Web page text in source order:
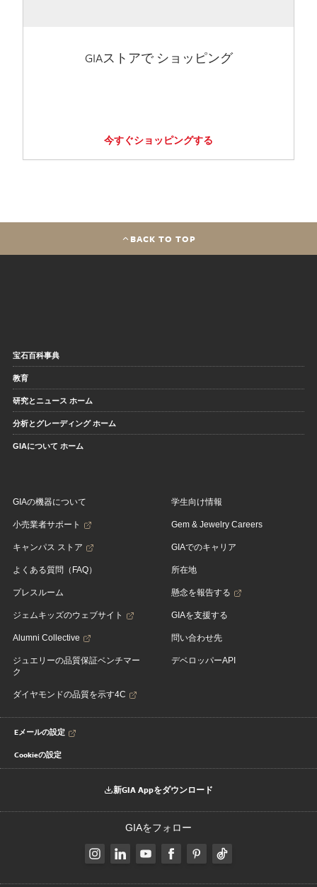
GIAストアで ショッピング
今すぐショッピングする
BACK TO TOP
宝石百科事典
教育
研究とニュース ホーム
分析とグレーディング ホーム
GIAについて ホーム
GIAの機器について
小売業者サポート
キャンパス ストア
よくある質問（FAQ）
プレスルーム
ジェムキッズのウェブサイト
Alumni Collective
ジュエリーの品質保証ベンチマー
ク
ダイヤモンドの品質を示す4C
学生向け情報
Gem & Jewelry Careers
GIAでのキャリア
所在地
懸念を報告する
GIAを支援する
問い合わせ先
デベロッパーAPI
Eメールの設定
Cookieの設定
新GIA Appをダウンロード
GIAをフォロー